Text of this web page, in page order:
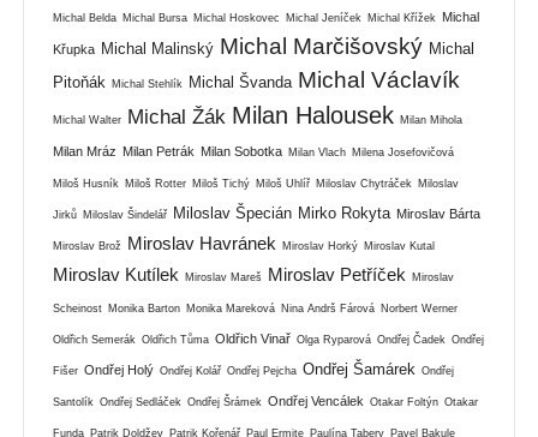
Michal Belda Michal Bursa Michal Hoskovec Michal Jeníček Michal Křížek Michal
Křupka Michal Malinský Michal Marčišovský Michal
Pitoňák
Michal Stehlík Michal Švanda Michal Václavík
Michal Walter Michal Žák Milan Halousek Milan Mihola
Milan Mráz Milan Petrák Milan Sobotka Milan Vlach Milena Josefovičová
Miloš Husník Miloš Rotter Miloš Tichý Miloš Uhlíř Miloslav Chytráček Miloslav
Jirků Miloslav Šindelář Miloslav Špecián Mirko Rokyta Miroslav Bárta
Miroslav Brož Miroslav Havránek Miroslav Horký Miroslav Kutal
Miroslav Kutílek Miroslav Mareš Miroslav Petříček Miroslav
Scheinost Monika Barton Monika Mareková Nina Andrš Fárová Norbert Werner
Oldřich Semerák Oldřich Tůma Oldřich Vinař Olga Ryparová Ondřej Čadek Ondřej
Fišer Ondřej Holý Ondřej Kolář Ondřej Pejcha Ondřej Šamárek Ondřej
Santolík Ondřej Sedláček Ondřej Šrámek Ondřej Vencálek Otakar Foltýn Otakar
Funda Patrik Doldžev Patrik Kořenář Paul Ermite Paulína Tabery Pavel Bakule